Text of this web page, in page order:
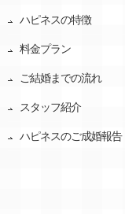
ハピネスの特徴
料金プラン
ご結婚までの流れ
スタッフ紹介
ハピネスのご成婚報告